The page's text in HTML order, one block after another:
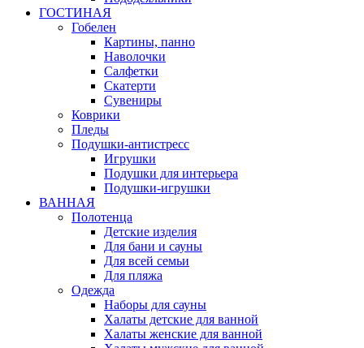
ГОСТИНАЯ
Гобелен
Картины, панно
Наволочки
Салфетки
Скатерти
Сувениры
Коврики
Пледы
Подушки-антистресс
Игрушки
Подушки для интерьера
Подушки-игрушки
ВАННАЯ
Полотенца
Детские изделия
Для бани и сауны
Для всей семьи
Для пляжа
Одежда
Наборы для сауны
Халаты детские для ванной
Халаты женские для ванной